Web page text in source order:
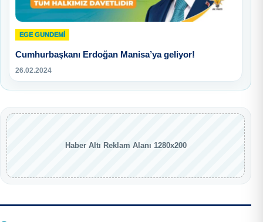
EGE GUNDEMİ
Cumhurbaşkanı Erdoğan Manisa’ya geliyor!
26.02.2024
Haber Altı Reklam Alanı 1280x200